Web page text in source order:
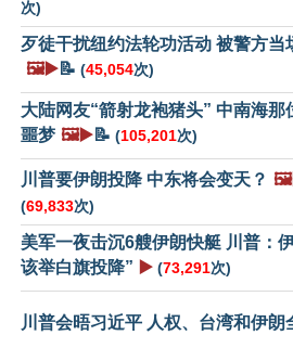
次)
歹徒干扰纽约法轮功活动 被警方当
🖼️▶️📝 (45,054次)
大陆网友“箭射龙袍猪头” 中南海那
噩梦 🖼️▶️📝 (105,201次)
川普要伊朗投降 中东将会变天？
(69,833次)
美军一夜击沉6艘伊朗快艇 川普：
该举白旗投降” ▶️ (73,291次)
川普会晤习近平 人权、台湾和伊朗